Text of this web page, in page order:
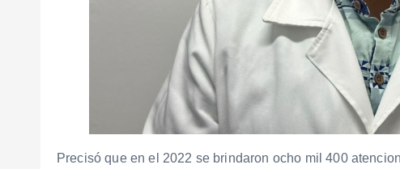
Precisó que en el 2022 se brindaron ocho mil 400